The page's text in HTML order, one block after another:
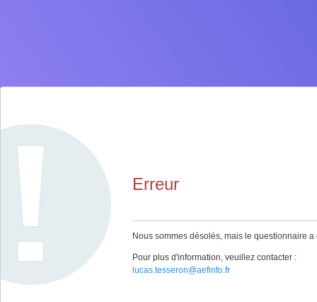
Erreur
Nous sommes désolés, mais le questionnaire
Pour plus d'information, veuillez contacter :
lucas.tesseron@aefinfo.fr